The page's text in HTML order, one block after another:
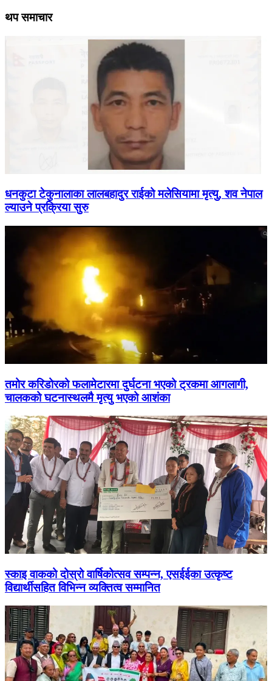
थप समाचार
धनकुटा टेकुनालाका लालबहादुर राईको मलेसियामा मृत्यु, शव नेपाल
ल्याउने प्रक्रिया सुरु
तमोर करिडोरको फलामेटारमा दुर्घटना भएको ट्रकमा आगलागी,
चालकको घटनास्थलमै मृत्यु भएको आशंका
स्काइ वाकको दोस्रो वार्षिकोत्सव सम्पन्न, एसईईका उत्कृष्ट
विद्यार्थीसहित विभिन्न व्यक्तित्व सम्मानित